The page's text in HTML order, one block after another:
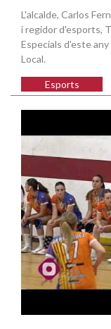
L'alcalde, Carlos
i regidor d'esports,
Especials d'este
Local.
Esports